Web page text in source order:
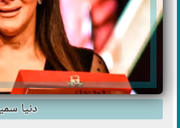
دنيا